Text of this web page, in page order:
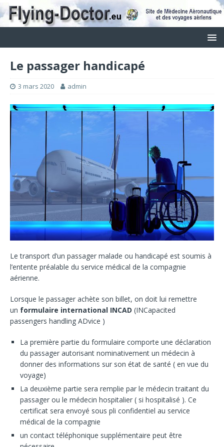
Le passager handicapé
3 mars 2020 admin
Le transport d’un passager malade ou handicapé est soumis à
l’entente préalable du service médical de la compagnie
aérienne.
Lorsque le passager achète son billet, on doit lui remettre
un formulaire international INCAD (INCapacited
passengers handling ADvice )
La première partie du formulaire comporte une déclaration
du passager autorisant nominativement un médecin à
donner des informations sur son état de santé ( en vue du
voyage)
La deuxième partie sera remplie par le médecin traitant du
passager ou le médecin hospitalier ( si hospitalisé ). Ce
certificat sera envoyé sous pli confidentiel au service
médical de la compagnie
un contact téléphonique supplémentaire peut être